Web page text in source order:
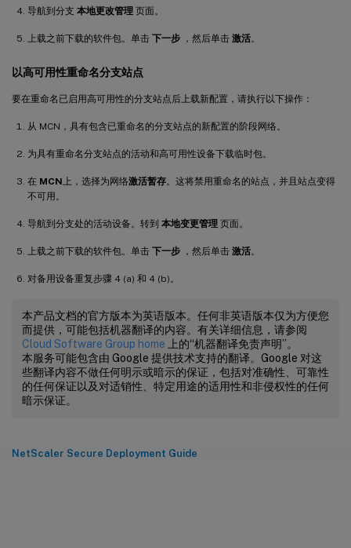
导航到分支 本地更改管理 页面。
上载之前下载的软件包。单击 下一步 ，然后单击 激活。
以高可用性重命名分支站点
要在重命名已启用高可用性的分支站点后上载新配置，请执行以下操作：
从 MCN，具有包含已重命名的分支站点的新配置的阶段网络。
为具有重命名分支站点的活动和高可用性设备下载临时包。
在 MCN上，选择为网络激活暂存。这将禁用重命名的站点，并且站点变得
不可用。
导航到分支处的活动设备。转到 本地变更管理 页面。
上载之前下载的软件包。单击 下一步 ，然后单击 激活。
对备用设备重复步骤 4 (a) 和 4 (b)。
本产品文档的官方版本为英语版本。任何非英语版本仅为方便您
而提供，可能包括机器翻译的内容。有关详细信息，请参阅
Cloud Software Group home 上的“机器翻译免责声明”。
本服务可能包含由 Google 提供技术支持的翻译。Google 对这
些翻译内容不做任何明示或暗示的保证，包括对准确性、可靠性
的任何保证以及对适销性、特定用途的适用性和非侵权性的任何
暗示保证。
NetScaler Secure Deployment Guide